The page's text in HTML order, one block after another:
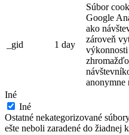
_gid 1 day
Súbor
Google
ako
zároveň
anonymne
Iné
Iné
Ostatné nekategorizované
ešte neboli zaradené do žiadnej